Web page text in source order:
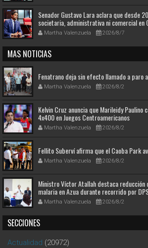
Senador Gustavo Lara aclara que desde
societaria, administrativa ni comercial en
Martha Valenzuela 2026/8/7
MAS NOTICIAS
Fenatrano deja sin efecto llamado a paro
Martha Valenzuela 2026/8/2
Kelvin Cruz anuncia que Marileidy
4x400 en Juegos Centroamericanos
Martha Valenzuela 2026/8/2
Fellito Suberví afirma que el Caoba Park
Martha Valenzuela 2026/8/2
Ministro Víctor Atallah destaca
malaria en Azua durante recorrido por
Martha Valenzuela 2026/8/2
SECCIONES
Actualidad (20972)